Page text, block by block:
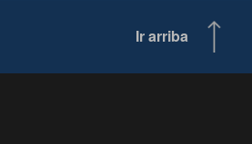
Ir arriba